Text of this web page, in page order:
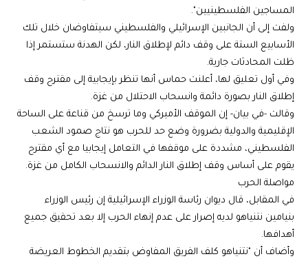
المساجين الفلسطينيين".
ولفت إلى أن الجانبين الإسرائيلي والفلسطيني سيتفاوضان خلال تلك
الأسابيع الستة على وقف دائم لإطلاق النار، لكن الهدنة ستستمر إذا
ظلت المحادثات جارية.
وفي أول تعليق لها، أعلنت حماس أنها تنظر بإيجابية إلى مقترح وقف
إطلاق النار بصورة دائمة وانسحاب الاحتلال من غزة.
وقالت -في بيان- إن الموقف الأميركي وما ترسخ من قناعة على الساحة
الإقليمية والدولية بضرورة وضع حد للحرب هو نتاج صمود الشعب
الفلسطيني، مشددة على موقفها في التعامل إيجابيا مع أي مقترح
يقوم على أساس وقف إطلاق النار الدائم والانسحاب الكامل من غزة.
مواصلة الحرب
في المقابل، قال ديوان رئاسة الوزراء الإسرائيلية إن رئيس الوزراء
بنيامين نتنياهو لديه إصرار على عدم إنهاء الحرب إلا بعد تحقيق جميع
أهدافها.
وأضاف أن "نتنياهو كلف الفريق المفاوض بتقديم الخطوط العريضة